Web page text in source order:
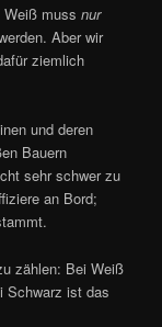
Weiß mussnur
Aber wir
ziemlich
und deren
Bauern
sehr schwer zu
an Bord;
zählen: Bei Weiß
Schwarz ist das